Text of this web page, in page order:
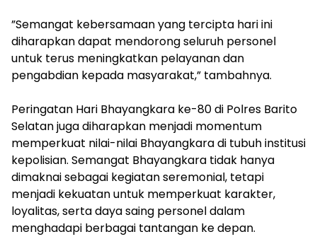
‎”Semangat kebersamaan yang tercipta hari ini
diharapkan dapat mendorong seluruh personel
untuk terus meningkatkan pelayanan dan
pengabdian kepada masyarakat,” tambahnya.
‎Peringatan Hari Bhayangkara ke-80 di Polres Barito
Selatan juga diharapkan menjadi momentum
memperkuat nilai-nilai Bhayangkara di tubuh institusi
kepolisian. Semangat Bhayangkara tidak hanya
dimaknai sebagai kegiatan seremonial, tetapi
menjadi kekuatan untuk memperkuat karakter,
loyalitas, serta daya saing personel dalam
menghadapi berbagai tantangan ke depan.